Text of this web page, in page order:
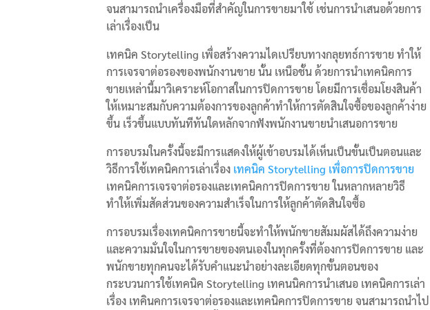
จนสามารถนำเครื่องมือที่สำคัญในการขายมาใช้ เช่นการนำเสนอด้วยการ
เล่าเรื่องเป็น
เทคนิค Storytelling เพื่อสร้างความไดเปรียบทางกลุยทธ์การขาย ทำให้
การเจรจาต่อรองของพนักงานขาย นั้น เหนือชั้น ด้วยการนำเทคนิคการ
ขายเหล่านี้มาวิเคราะห์โอกาสในการปิดการขาย โดยมีการเชื่อมโยงสินค้า
ให้เหมาะสมกับความต้องการของลูกค้าทำให้การตัดสินใจซื้อของลูกค้าง่าย
ขึ้น เร็วขึ้นแบบทันทีทันใดหลักจากฟังพนักงานขายนำเสนอการขาย
การอบรมในครั้งนี้จะมีการแสดงให้ผู้เข้าอบรมได้เห็นเป็นขั้นเป็นตอนและ
วิธีการใช้เทคนิคการเล่าเรื่อง เทคนิค Storytelling เพื่อการปิดการขาย
เทคนิคการเจรจาต่อรองและเทคนิคการปิดการขาย ในหลากหลายวิธี
ทำให้เพิ่มสัดส่วนของความสำเร็จในการให้ลูกค้าตัดสินใจซื้อ
การอบรมเรื่องเทคนิคการขายนี้จะทำให้พนักขายสัมมผัสได้ถึงความง่าย
และความมั่นใจในการขายของตนเองในทุกครั้งที่ต้องการปิดการขาย และ
พนักขายทุกคนจะได้รับคำแนะนำอย่างละเอียดทุกขั้นตอนของ
กระบวนการใช้เทคนิคStorytelling เทคนนิคการนำเสนอ เทคนิคการเล่า
เรื่อง เทคินคการเจรจาต่อรองและเทคนิคการปิดการขาย จนสามารถนำไป